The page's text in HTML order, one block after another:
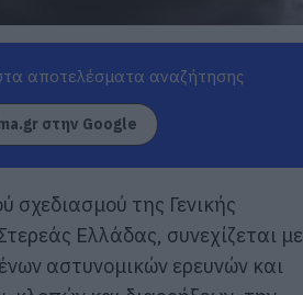
αποτελέσματα αναζήτησης
στην Google
σχεδιασμού της Γενικής
Ελλάδας, συνεχίζεται με
αστυνομικών ερευνών και